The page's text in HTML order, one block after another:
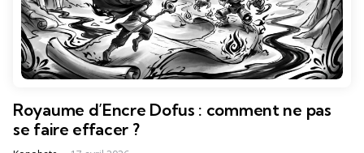
Royaume d’Encre Dofus : comment ne pas
se faire effacer ?